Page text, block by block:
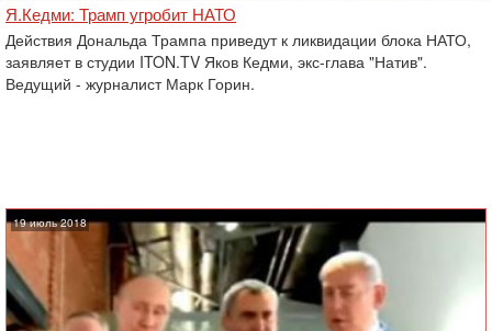
Я.Кедми: Трамп угробит НАТО
Действия Дональда Трампа приведут к ликвидации блока НАТО,
заявляет в студии ITON.TV Яков Кедми, экс-глава "Натив".
Ведущий - журналист Марк Горин.
19 июль 2018